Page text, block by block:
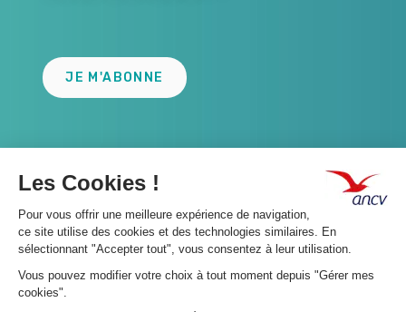
JE M'ABONNE
A propos 👇